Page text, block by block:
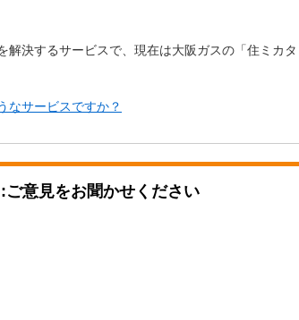
解決するサービスで、現在は大阪ガスの「住ミカ
なサービスですか？
ご意見をお聞かせください